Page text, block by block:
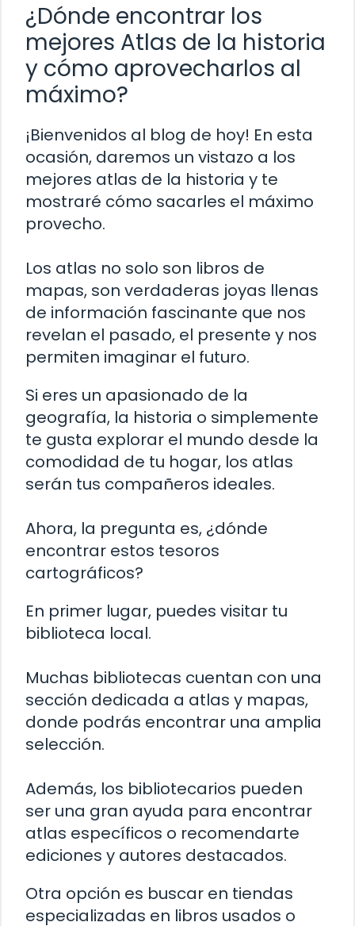
¿Dónde encontrar los
mejores Atlas de la historia
y cómo aprovecharlos al
máximo?
¡Bienvenidos al blog de hoy! En esta
ocasión, daremos un vistazo a los
mejores atlas de la historia y te
mostraré cómo sacarles el máximo
provecho.
Los atlas no solo son libros de
mapas, son verdaderas joyas llenas
de información fascinante que nos
revelan el pasado, el presente y nos
permiten imaginar el futuro.
Si eres un apasionado de la
geografía, la historia o simplemente
te gusta explorar el mundo desde la
comodidad de tu hogar, los atlas
serán tus compañeros ideales.
Ahora, la pregunta es, ¿dónde
encontrar estos tesoros
cartográficos?
En primer lugar, puedes visitar tu
biblioteca local.
Muchas bibliotecas cuentan con una
sección dedicada a atlas y mapas,
donde podrás encontrar una amplia
selección.
Además, los bibliotecarios pueden
ser una gran ayuda para encontrar
atlas específicos o recomendarte
ediciones y autores destacados.
Otra opción es buscar en tiendas
especializadas en libros usados o